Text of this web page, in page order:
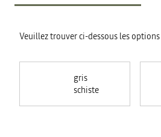
Veuillez trouver ci-dessous les
gris
schiste